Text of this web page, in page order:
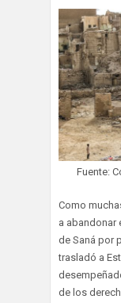
Fuente:
Como
a abandonar
de Saná por
trasladó a
de los